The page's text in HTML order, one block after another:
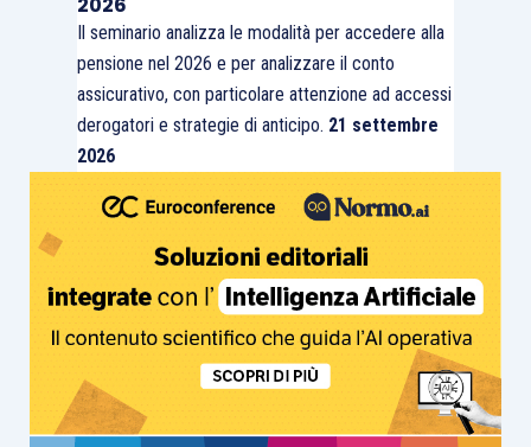
2026
Il seminario analizza le modalità per accedere alla
pensione nel 2026 e per analizzare il conto
assicurativo, con particolare attenzione ad accessi
derogatori e strategie di anticipo. 21 settembre
2026